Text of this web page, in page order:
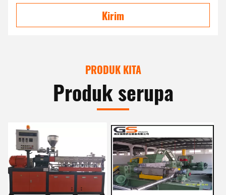
Kirim
PRODUK KITA
Produk serupa